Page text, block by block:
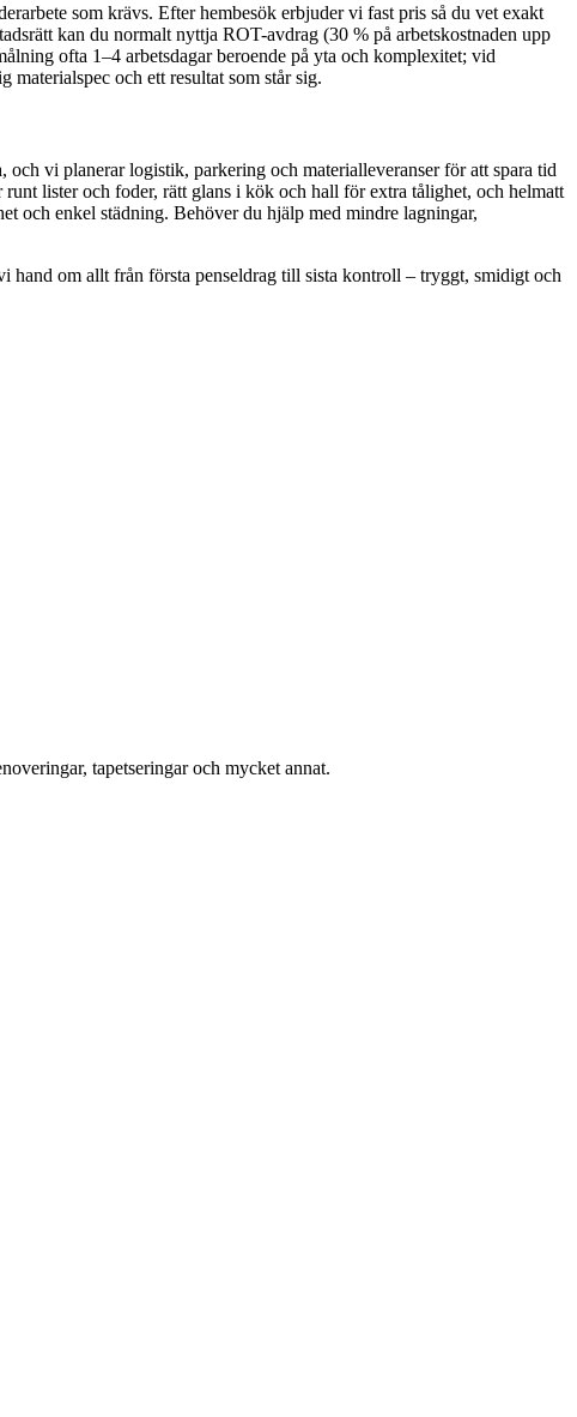
som krävs. Efter hembesök erbjuder vi fast pris så du vet exakt
kan du normalt nyttja ROT-avdrag (30 % på arbetskostnaden upp
ofta 1–4 arbetsdagar beroende på yta och komplexitet; vid
och ett resultat som står sig.
vi planerar logistik, parkering och materialleveranser för att spara tid
lister och foder, rätt glans i kök och hall för extra tålighet, och helmatt
och enkel städning. Behöver du hjälp med mindre lagningar,
hand om allt från första penseldrag till sista kontroll – tryggt, smidigt och
tapetseringar och mycket annat.